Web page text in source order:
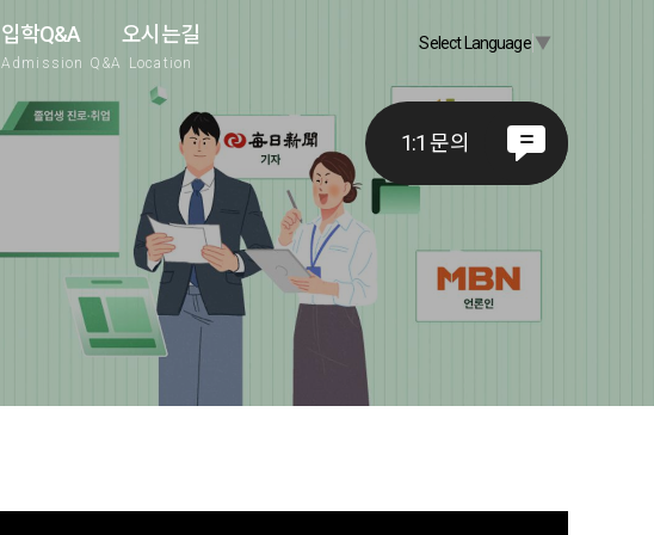
입학Q&A
Admission Q&A
오시는길
Location
Select Language ▼
1:1 문의